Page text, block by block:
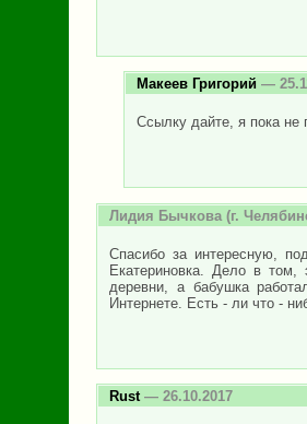
Макеев Григорий —
Ссылку дайте, я пока
Лидия Бычкова (г.
Спасибо за интересную,
Екатериновка. Дело в
деревни, а бабушка
Интернете. Есть - ли что -
Rust — 26.10.2017